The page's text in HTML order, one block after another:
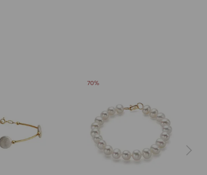
70%